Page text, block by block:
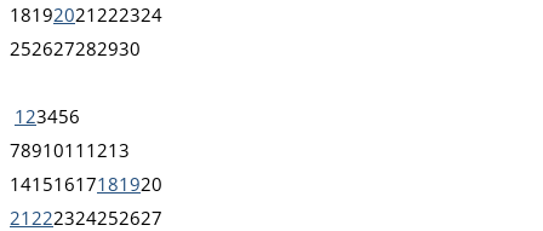
18192021 222324
252627282930
1 23456
7891011 1213
14151617181920
21 222324252627